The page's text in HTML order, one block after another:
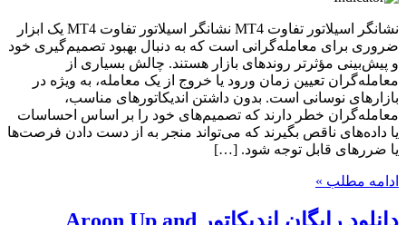
نشانگر اسیلاتور تفاوت MT4 نشانگر اسیلاتور تفاوت MT4 یک ابزار
ضروری برای معامله‌گرانی است که به دنبال بهبود تصمیم‌گیری خود
و پیش‌بینی مؤثرتر روندهای بازار هستند. چالش بسیاری از
معامله‌گران تعیین زمان ورود یا خروج از یک معامله، به ویژه در
بازارهای نوسانی است. بدون داشتن اندیکاتورهای مناسب،
معامله‌گران خطر دارند که تصمیم‌های خود را بر اساس احساسات
یا داده‌های ناقص بگیرند که می‌تواند منجر به از دست دادن فرصت‌ها
یا ضررهای قابل توجه شود. […]
ادامه مطلب »